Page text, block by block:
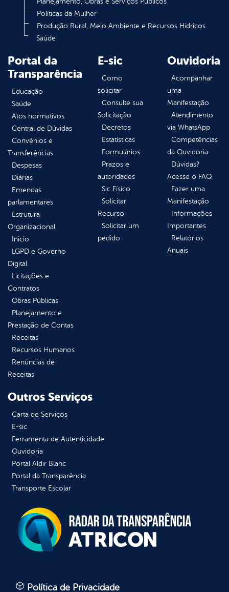
Políticas da Mulher
Produção Rural, Meio Ambiente e Recursos Hídricos
Saúde
Portal da
Transparência
Educação
Saúde
Atos normativos
Central de Dúvidas
Convênios e
Transferências
Despesas
Diárias
Emendas
parlamentares
Estrutura
Organizacional
Inicio
LGPD e Governo
Digital
Licitações e
Contratos
Obras Públicas
Planejamento e
Prestação de Contas
Receitas
Recursos Humanos
Renúncias de
Receitas
E-sic
Como
solicitar
Consulte sua
Solicitação
Decretos
Estatísticas
Formulários
Prazos e
autoridades
Sic Físico
Solicitar
Recurso
Solicitar um
pedido
Ouvidoria
Acompanhar
uma
Manifestação
Atendimento
via WhatsApp
Competências
da Ouvidoria
Dúvidas?
Acesse o FAQ
Fazer uma
Manifestação
Informações
Importantes
Relatórios
Anuais
Outros Serviços
Carta de Serviços
E-sic
Ferramenta de Autenticidade
Ouvidoria
Portal Aldir Blanc
Portal da Transparência
Transporte Escolar
Política de Privacidade